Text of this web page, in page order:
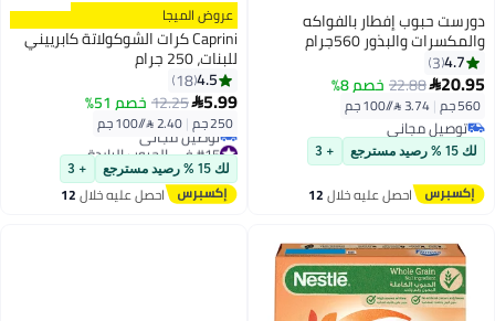
دورست حبوب إفطار بالفواكه
والمكسرات والبذور 560جرام
4.7
3
20.95
22.88خصم 8%
560 جم |
توصيل مجاني
توصيل مجانيلك 15 % رصيد مسترجع + 3
احصل عليه خلال12
اغسطس
عروض الميجا
Caprini كرات الشوكولاتة كابرييني
للبنات، 250 جرام
4.5
18
5.99
12.25خصم 51%
250 جم |
#15 في الحبوب الباردة
أقل سعر في السنة
توصيل مجاني
#15 في الحبوب الباردة
لك 15 % رصيد مسترجع + 3
احصل عليه خلال12
اغسطس